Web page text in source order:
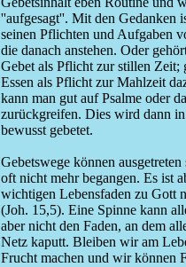
''aufgesagt''. Mit den Gedanken
seinen Pflichten und Aufgaben
die danach anstehen. Oder
Gebet als Pflicht zur stillen Zeit;
Essen als Pflicht zur Mahlzeit
kann man gut auf Psalme oder
zurückgreifen. Dies wird dann
bewusst gebetet.
Gebetswege können
oft nicht mehr begangen. Es ist
wichtigen Lebensfaden zu Gott
(Joh. 15,5). Eine Spinne kann
aber nicht den Faden, an dem
Netz kaputt. Bleiben wir am
Frucht machen und wir können